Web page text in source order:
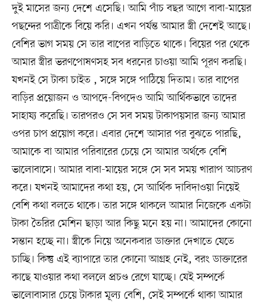
দুই মাসের জন্য দেশে এসেছি। আমি পাঁচ বছর আগে বাবা-মায়ের
পছন্দের পাত্রীকে বিয়ে করি। এখন পর্যন্ত আমার স্ত্রী দেশেই আছে।
বেশির ভাগ সময় সে তার বাপের বাড়িতে থাকে। বিয়ের পর থেকে
আমার স্ত্রীর ভরণপোষণসহ সব ধরনের চাওয়া আমি পূরণ করছি।
যখনই সে টাকা চাইত , সঙ্গে সঙ্গে পাঠিয়ে দিতাম। তার বাপের
বাড়ির প্রয়োজন ও আপদে-বিপদেও আমি আর্থিকভাবে তাদের
সাহায্য করেছি। তারপরও সে সব সময় টাকাপয়সার জন্য আমার
ওপর চাপ প্রয়োগ করে। এবার দেশে আসার পর বুঝতে পারছি,
আমাকে বা আমার পরিবারের চেয়ে সে আমার অর্থকে বেশি
ভালোবাসে। আমার বাবা-মায়ের সঙ্গে সে সব সময় খারাপ আচরণ
করে। যখনই আমাদের কথা হয়, সে আর্থিক দাবিদাওয়া নিয়েই
বেশি কথা বলতে থাকে। তার সঙ্গে থাকলে আমার নিজেকে একটা
টাকা তৈরির মেশিন ছাড়া আর কিছু মনে হয় না। আমাদের কোনো
সন্তান হচ্ছে না। স্ত্রীকে নিয়ে অনেকবার ডাক্তার দেখাতে যেতে
চাচ্ছি। কিন্তু এই ব্যাপারে তার কোনো আগ্রহ নেই, বরং ডাক্তারের
কাছে যাওয়ার কথা বললে প্রচণ্ড রেগে যাচ্ছে। যেই সম্পর্কে
ভালোবাসার চেয়ে টাকার মূল্য বেশি, সেই সম্পর্কে থাকা আমার